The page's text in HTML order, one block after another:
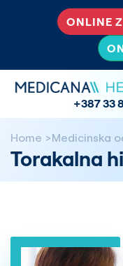
ONLINE
+387 33
Home Medicinska
Torakalna